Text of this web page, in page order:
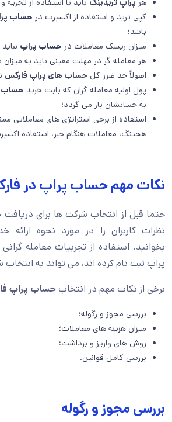
هر پراپ تریدینگ باید با استفاده از
کپی ترید و استفاده از اکسپرت در حساب
باشد؛
میزان ریسک معاملات در حساب پراپ
هر معامله گر در مهلت معینی باید به میزان سود 4%
اصولاً حد ضرر کل حساب های پراپ فارکس
پول اولیه معامله گران که بابت خرید حساب
به حسابشان باز می گردد؛
استفاده از برخی استراتژی های معاملاتی
هجینگ، معاملات هنگام خبر، استفاده
نکات مهم حساب پراپ در
حتما قبل از انتخاب شرکت ها برای دریافت
نظرات کاربران را در مورد نحوه ارائه
بخوانید. استفاده از تجربیات معامله
پراپ ثبت نام کرده اند، می تواند به
برخی از نکات مهم در انتخابحساب پراپ
بررسی مجوز و رگوله؛
میزان هزینه های معاملات؛
روش های واریز و برداشت؛
بررسی کامل قوانین.
بررسی مجوز و رگوله